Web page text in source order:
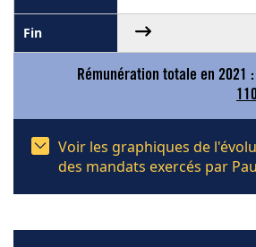
Rémunération totale en 2021
Voir les graphiques de
des mandats exercés par